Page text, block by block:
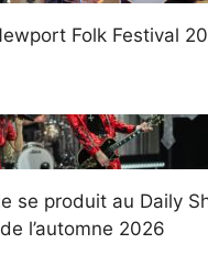
Folk Festival
se produit au Daily
l’automne 2026